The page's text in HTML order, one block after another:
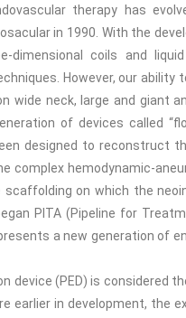
therapy has
in 1990. With the
dimensional coils and
However, our
wide neck, large and giant
of devices called
designed to reconstruct
complex hemodynamic-
scaffolding on which the
PITA (Pipeline for
a new generation of
device (PED) is considered
earlier in development, the